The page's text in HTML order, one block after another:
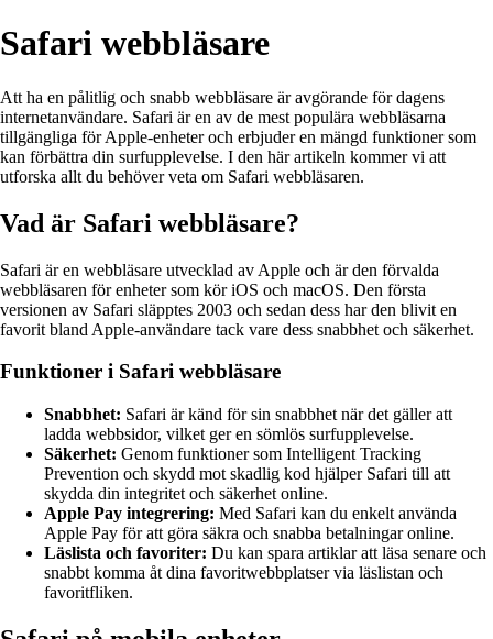
Safari webbläsare
Att ha en pålitlig och snabb webbläsare är avgörande för dagens
internetanvändare. Safari är en av de mest populära webbläsarna
tillgängliga för Apple-enheter och erbjuder en mängd funktioner som
kan förbättra din surfupplevelse. I den här artikeln kommer vi att
utforska allt du behöver veta om Safari webbläsaren.
Vad är Safari webbläsare?
Safari är en webbläsare utvecklad av Apple och är den förvalda
webbläsaren för enheter som kör iOS och macOS. Den första
versionen av Safari släpptes 2003 och sedan dess har den blivit en
favorit bland Apple-användare tack vare dess snabbhet och säkerhet.
Funktioner i Safari webbläsare
Snabbhet: Safari är känd för sin snabbhet när det gäller att
ladda webbsidor, vilket ger en sömlös surfupplevelse.
Säkerhet: Genom funktioner som Intelligent Tracking
Prevention och skydd mot skadlig kod hjälper Safari till att
skydda din integritet och säkerhet online.
Apple Pay integrering: Med Safari kan du enkelt använda
Apple Pay för att göra säkra och snabba betalningar online.
Läslista och favoriter: Du kan spara artiklar att läsa senare och
snabbt komma åt dina favoritwebbplatser via läslistan och
favoritfliken.